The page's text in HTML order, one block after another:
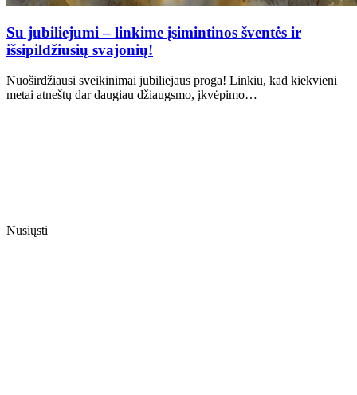
Su jubiliejumi – linkime įsimintinos šventės ir
išsipildžiusių svajonių!
Nuoširdžiausi sveikinimai jubiliejaus proga! Linkiu, kad kiekvieni
metai atneštų dar daugiau džiaugsmo, įkvėpimo…
Nusiųsti